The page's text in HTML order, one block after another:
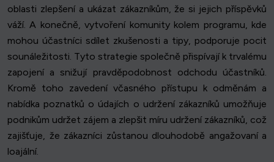
oblasti zlepšení a ukázat zákazníkům, že si jejich příspěvků
váží. A konečně, vytvoření komunity kolem programu, kde
mohou účastníci sdílet zkušenosti a tipy, podporuje pocit
sounáležitosti. Tyto strategie společně přispívají k trvalému
zapojení a snižují pravděpodobnost odchodu účastníků.
Kromě toho zavedení včasného přístupu k odměnám a
nabídka poznatků o údajích o udržení zákazníků umožňuje
podnikům udržet zájem a zlepšit míru udržení zákazníků, což
zajišťuje, že zákazníci zůstanou dlouhodobě angažovaní a
loajální.